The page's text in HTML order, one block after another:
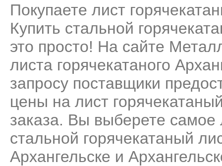
Покупаете лист
Купить стальной
это просто! На сайте
листа горячекатаного
запросу поставщики
цены на лист
заказа. Вы выберете
стальной горячекатаный
Архангельске и